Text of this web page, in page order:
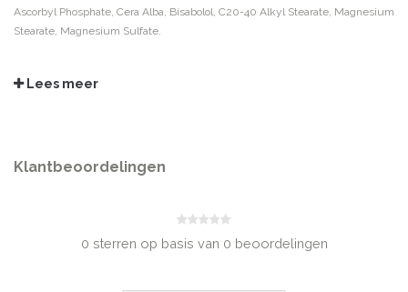
Ascorbyl Phosphate, Cera Alba, Bisabolol, C20-40 Alkyl Stearate, Magnesium
Stearate, Magnesium Sulfate.
Inhoud: 10 ml
Lees meer
Klantbeoordelingen
0 sterren op basis van 0 beoordelingen